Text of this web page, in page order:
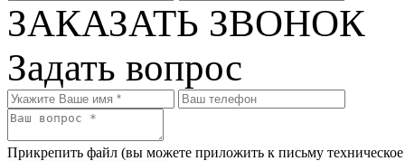
ЗАКАЗАТЬ ЗВОНОК
Задать вопрос
Прикрепить файл (вы можете приложить к письму